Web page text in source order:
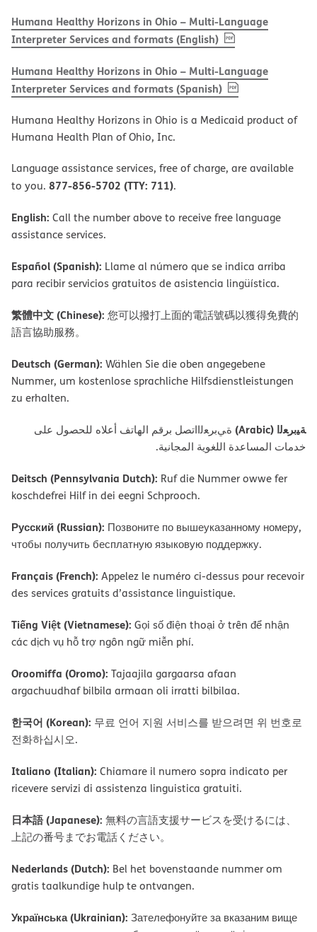
Humana Healthy Horizons in Ohio – Multi-Language
Interpreter Services and formats (English), PDF(opens in new
Humana Healthy Horizons in Ohio – Multi-Language
Interpreter Services and formats (Spanish), PDF(opens in new
Humana Healthy Horizons in Ohio is a Medicaid product of
Humana Health Plan of Ohio, Inc.
Language assistance services, free of charge, are available
to you. 877-856-5702 (TTY: 711).
English: Call the number above to receive free language
assistance services.
Español (Spanish): Llame al número que se indica arriba
para recibir servicios gratuitos de asistencia lingüística.
繁體中文 (Chinese): 您可以撥打上面的電話號碼以獲得免費的
語言協助服務。
Deutsch (German): Wählen Sie die oben angegebene
Nummer, um kostenlose sprachliche Hilfsdienstleistungen
zu erhalten.
ﺔﯿﺑﺮﻌﻟا (Arabic)
ةﻲﺑﺮﻌﻟااﺗﺼﻞ ﺑﺮﻗﻢ اﻟﮭﺎﺗﻒ أﻋﻼه ﻟﻠﺤﺼﻮل ﻋﻠﻰ
ﺧﺪﻣﺎت اﻟﻤﺴﺎﻋﺪة اﻟﻠﻐﻮﯾﺔ اﻟﻤﺠﺎﻧﯿﺔ.
Deitsch (Pennsylvania Dutch): Ruf die Nummer owwe fer
koschdefrei Hilf in dei eegni Schprooch.
Русский (Russian): Позвоните по вышеуказанному номеру,
чтобы получить бесплатную языковую поддержку.
Français (French): Appelez le numéro ci-dessus pour recevoir
des services gratuits d’assistance linguistique.
Tiếng Việt (Vietnamese): Gọi số điện thoại ở trên để nhận
các dịch vụ hỗ trợ ngôn ngữ miễn phí.
Oroomiffa (Oromo): Tajaajila gargaarsa afaan
argachuudhaf bilbila armaan oli irratti bilbilaa.
한국어 (Korean): 무료 언어 지원 서비스를 받으려면 위 번호로
전화하십시오.
Italiano (Italian): Chiamare il numero sopra indicato per
ricevere servizi di assistenza linguistica gratuiti.
日本語 (Japanese): 無料の言語支援サービスを受けるには、
上記の番号までお電話ください。
Nederlands (Dutch): Bel het bovenstaande nummer om
gratis taalkundige hulp te ontvangen.
Українська (Ukrainian): Зателефонуйте за вказаним вище